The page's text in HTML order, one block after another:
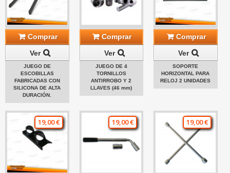
Comprar
Ver
JUEGO DE
ESCOBILLAS
FABRICADAS CON
SILICONA DE ALTA
DURACIÓN.
Comprar
Ver
JUEGO DE 4
TORNILLOS
ANTIRROBO Y 2
LLAVES (46 mm)
Comprar
Ver
SOPORTE
HORIZONTAL PARA
RELOJ 2 UNIDADES
19,00 € 19,00 € 19,00 €